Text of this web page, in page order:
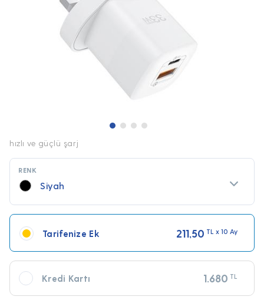
hızlı ve güçlü şarj
RENK
Siyah
Tarifenize Ek 211,50 TL x 10 Ay
Kredi Kartı 1.680 TL